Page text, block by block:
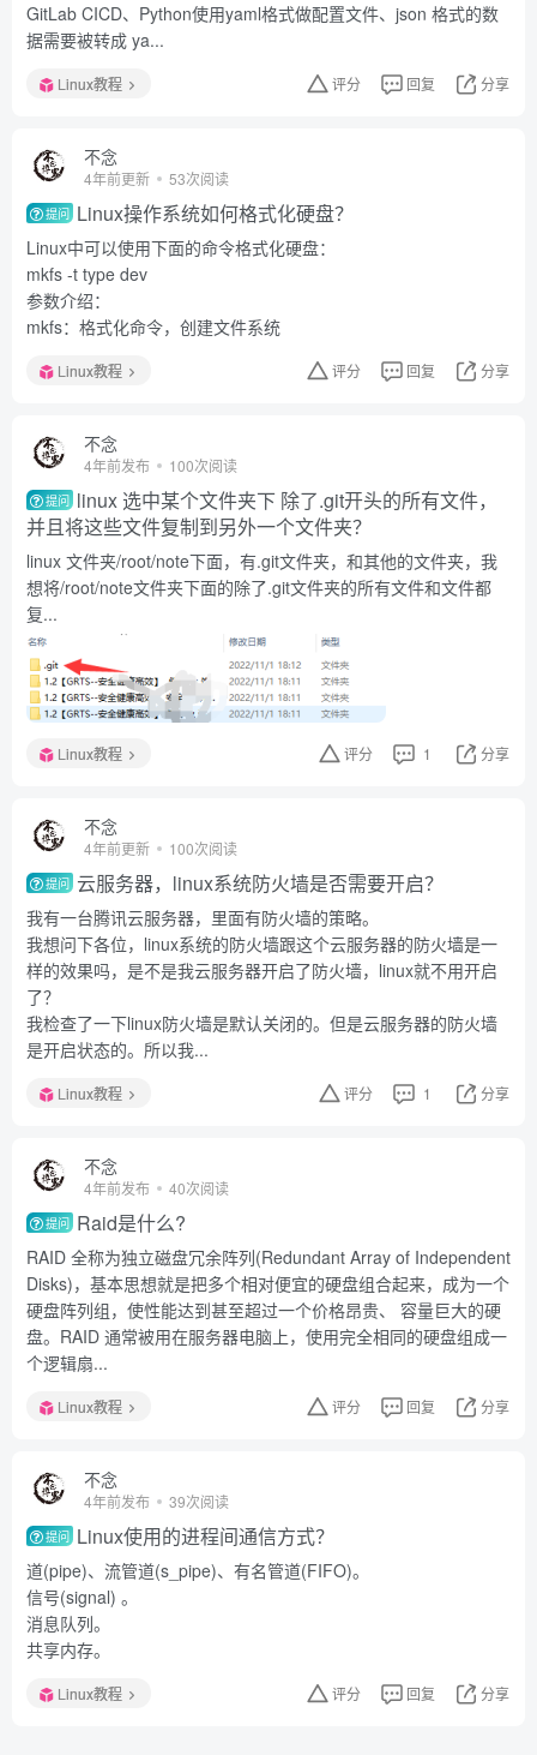
GitLab CICD、Python使用yaml格式做配置文件、json 格式的数
据需要被转成 ya...
Linux教程 评分 回复 分享
不念
4年前更新 53次阅读
提问 Linux操作系统如何格式化硬盘？
Linux中可以使用下面的命令格式化硬盘：
mkfs -t type dev
参数介绍：
mkfs：格式化命令，创建文件系统
Linux教程 评分 回复 分享
不念
4年前发布 100次阅读
提问 linux 选中某个文件夹下 除了.git开头的所有文件，
并且将这些文件复制到另外一个文件夹？
linux 文件夹/root/note下面，有.git文件夹，和其他的文件夹，我
想将/root/note文件夹下面的除了.git文件夹的所有文件和文件都
复...
Linux教程 评分 1 分享
不念
4年前更新 100次阅读
提问 云服务器，linux系统防火墙是否需要开启？
我有一台腾讯云服务器，里面有防火墙的策略。
我想问下各位，linux系统的防火墙跟这个云服务器的防火墙是一
样的效果吗，是不是我云服务器开启了防火墙，linux就不用开启
了？
我检查了一下linux防火墙是默认关闭的。但是云服务器的防火墙
是开启状态的。所以我...
Linux教程 评分 1 分享
不念
4年前发布 40次阅读
提问 Raid是什么?
RAID 全称为独立磁盘冗余阵列(Redundant Array of Independent
Disks)，基本思想就是把多个相对便宜的硬盘组合起来，成为一个
硬盘阵列组，使性能达到甚至超过一个价格昂贵、 容量巨大的硬
盘。RAID 通常被用在服务器电脑上，使用完全相同的硬盘组成一
个逻辑扇...
Linux教程 评分 回复 分享
不念
4年前发布 39次阅读
提问 Linux使用的进程间通信方式？
道(pipe)、流管道(s_pipe)、有名管道(FIFO)。
信号(signal) 。
消息队列。
共享内存。
Linux教程 评分 回复 分享